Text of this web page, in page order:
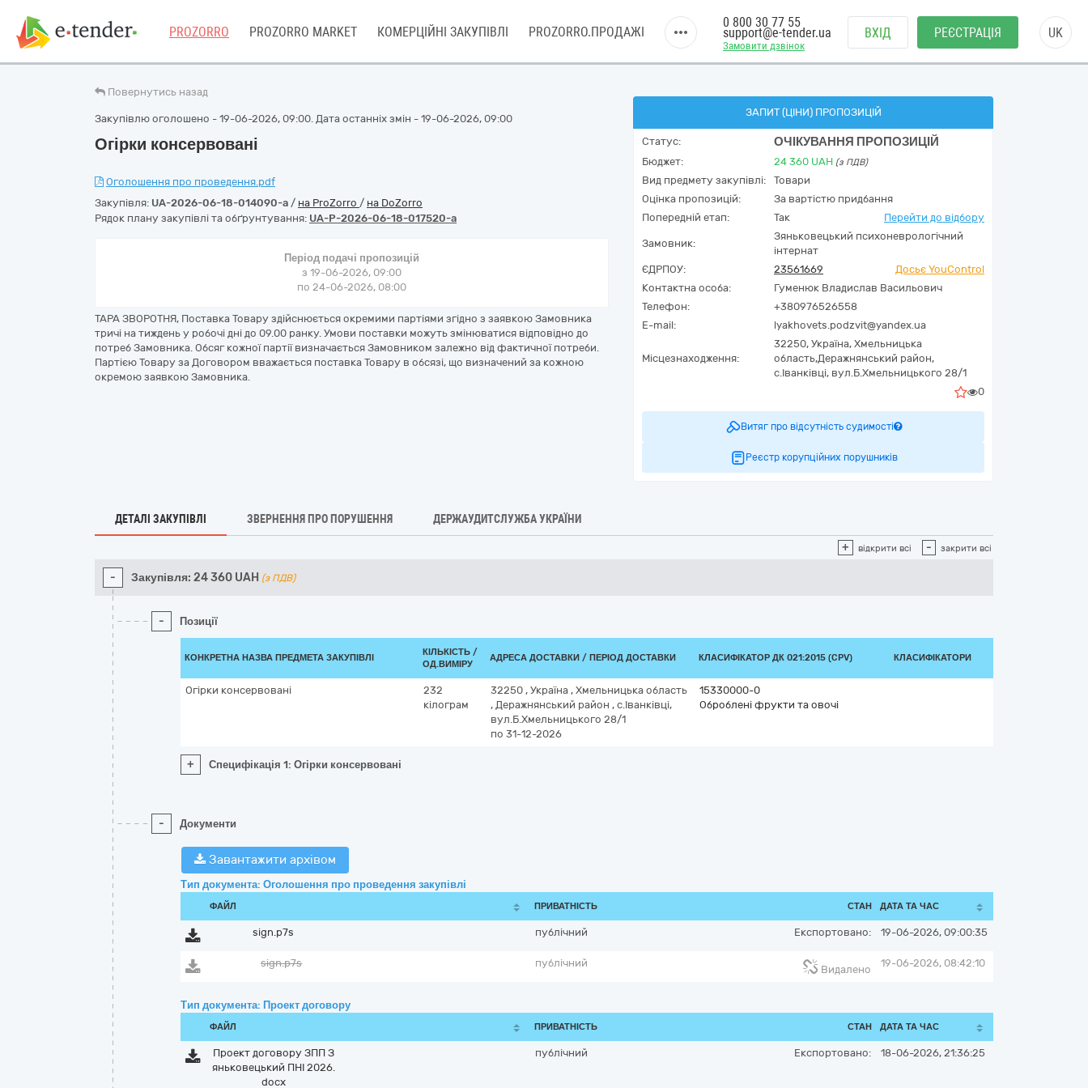
PROZORRO PROZORRO MARKET КОМЕРЦІЙНІ ЗАКУПІВЛІ PROZORRO.ПРОДАЖІ
Замовити дзвінок
0 800 30 77 55
support@e-tender.ua ВХІД РЕЄСТРАЦІЯ UK
Повернутись назад
Закупівлю оголошено - 19-06-2026, 09:00. Дата останніх змін - 19-06-2026, 09:00
Огірки консервовані
Оголошення про проведення.pdf
Закупівля: UA-2026-06-18-014090-a / на ProZorro / на DoZorro
Рядок плану закупівлі та обґрунтування: UA-P-2026-06-18-017520-a
Період подачі пропозицій
з 19-06-2026, 09:00
по 24-06-2026, 08:00
ТАРА ЗВОРОТНЯ, Поставка Товару здійснюється окремими партіями згідно з заявкою Замовника
тричі на тиждень у робочі дні до 09.00 ранку. Умови поставки можуть змінюватися відповідно до
потреб Замовника. Обсяг кожної партії визначається Замовником залежно від фактичної потреби.
Партією Товару за Договором вважається поставка Товару в обсязі, що визначений за кожною
окремою заявкою Замовника.
ЗАПИТ (ЦІНИ) ПРОПОЗИЦІЙ
Статус: ОЧІКУВАННЯ ПРОПОЗИЦІЙ
Бюджет: 24 360 UAH (з ПДВ)
Вид предмету закупівлі:
Товари
Оцінка пропозицій:
За вартістю придбання
Попередній етап:
Так Перейти до відбору
Замовник:
Зяньковецький психоневрологічний
інтернат
ЄДРПОУ:
23561669
Досьє YouControl
Контактна особа:
Гуменюк Владислав Васильович
Телефон:
+380976526558
E-mail:
lyakhovets.podzvit@yandex.ua
Місцезнаходження:
32250, Україна, Хмельницька
область,Деражнянський район,
с.Іванківці, вул.Б.Хмельницького 28/1
0
Витяг про відсутність судимості
Реєстр корупційних порушників
ДЕТАЛІ ЗАКУПІВЛІ ЗВЕРНЕННЯ ПРО ПОРУШЕННЯ ДЕРЖАУДИТСЛУЖБА УКРАЇНИ
+ відкрити всі - закрити всі
- Закупівля: 24 360 UAH (з ПДВ)
- Позиції
КОНКРЕТНА НАЗВА ПРЕДМЕТА ЗАКУПІВЛІ
КІЛЬКІСТЬ /
ОД.ВИМІРУ
АДРЕСА ДОСТАВКИ / ПЕРІОД ДОСТАВКИ КЛАСИФІКАТОР ДК 021:2015 (CPV) КЛАСИФІКАТОРИ
Огірки консервовані
232
кілограм
32250 , Україна , Хмельницька область
, Деражнянський район , с.Іванківці,
вул.Б.Хмельницького 28/1
по 31-12-2026
15330000-0
Оброблені фрукти та овочі
+ Специфікація 1: Огірки консервовані
- Документи
Завантажити архівом
Тип документа: Оголошення про проведення закупівлі
ФАЙЛ ПРИВАТНІСТЬ СТАН ДАТА ТА ЧАС
sign.p7s публічний Експортовано: 19-06-2026, 09:00:35
sign.p7s публічний
Видалено
19-06-2026, 08:42:10
Тип документа: Проект договору
ФАЙЛ ПРИВАТНІСТЬ СТАН ДАТА ТА ЧАС
Проект договору ЗПП З
яньковецький ПНІ 2026.
docx
публічний Експортовано: 18-06-2026, 21:36:25